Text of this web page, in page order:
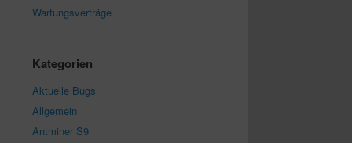
Wartungsverträge
Kategorien
Aktuelle Bugs
Allgemein
Antminer S9